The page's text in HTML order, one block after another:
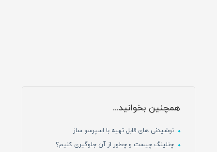
همچنین بخوانید...
نوشیدنی های قابل تهیه با اسپرسو ساز
چنلینگ چیست و چطور از آن جلوگیری کنیم؟